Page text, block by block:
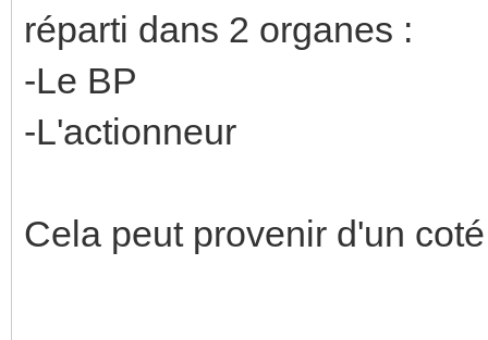
réparti dans 2 organes :
-Le BP
-L'actionneur
Cela peut provenir d'un